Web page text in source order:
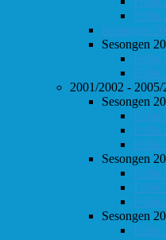
Follo
Sesongen
Sesongen
Follo 1
Follo
2001/2002 - 2005/
Sesongen
Follo 1
Follo
Follo
Sesongen
Follo 1
Follo
Follo
Sesongen
Follo 1